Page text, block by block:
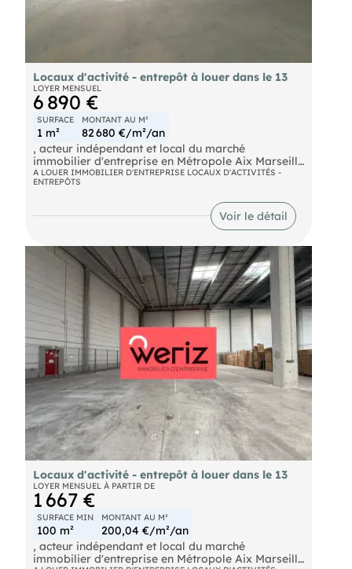
Locaux d'activité - entrepôt à louer dans le 13
LOYER MENSUEL
6 890 €
SURFACE
1 m²
MONTANT AU M²
82 680 €/m²/an
, acteur indépendant et local du marché
immobilier d'entreprise en Métropole Aix Marseille
Provence, propose à la location un espace de 636
m² non divisible, idéal pour des activités
Athélia II à La Ciotat, ce bien s'inscrit dans un
parc d'activités neuf et dynamique.
A LOUER IMMOBILIER D'ENTREPRISE LOCAUX D'ACTIVITÉS -
ENTREPÔTS
Voir le détail
Locaux d'activité - entrepôt à louer dans le 13
LOYER MENSUEL À PARTIR DE
1 667 €
SURFACE MIN
100 m²
MONTANT AU M²
200,04 €/m²/an
, acteur indépendant et local du marché
immobilier d'entreprise en Métropole Aix Marseille